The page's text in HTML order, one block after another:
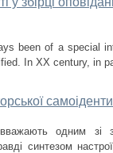
been of a special
In XX century, in
одним зі
синтезом